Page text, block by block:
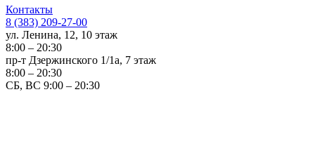
Контакты
8 (383) 209-27-00
ул. Ленина, 12, 10 этаж
8:00 – 20:30
пр-т Дзержинского 1/1а, 7 этаж
8:00 – 20:30
СБ, ВС 9:00 – 20:30